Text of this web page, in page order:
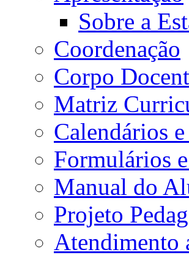
Sobre a
Coordenação
Corpo
Matriz
Calendários
Formulários
Manual do
Projeto
Atendimento